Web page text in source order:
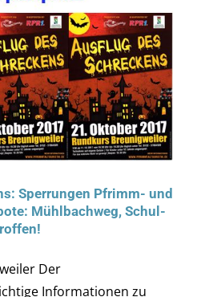
Sperrungen Pfrimm- und
Mühlbachweg, Schul-
Der
Informationen zu